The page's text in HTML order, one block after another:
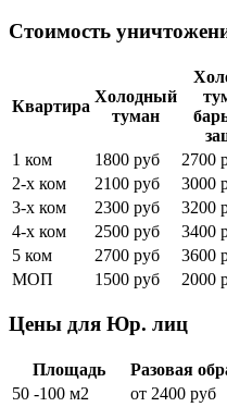
Стоимость
Квартира
Холодный
туман
1 ком 1800 руб 2700
2-х ком
2100 руб 3000
3-х ком
2300 руб 3200
4-х ком
2500 руб 3400
5 ком
2700 руб 3600
МОП
1500 руб 2000
Цены для Юр. лиц
Площадь Разовая
50 -100 м2
от 2400 руб